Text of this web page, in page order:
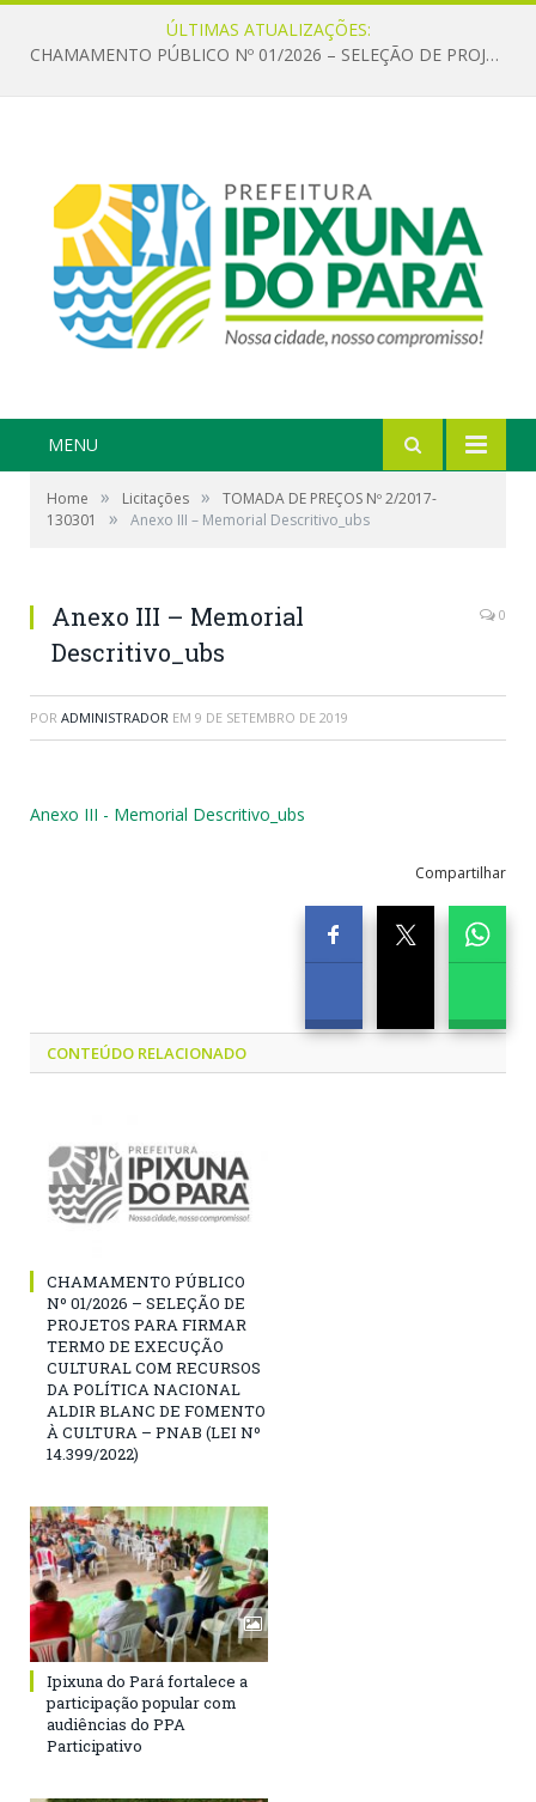
ÚLTIMAS ATUALIZAÇÕES:
CHAMAMENTO PÚBLICO Nº 01/2026 – SELEÇÃO DE PROJETOS PARA FIRMAR TERMO DE EXECUÇÃO CULTURAL COM RECURSOS DA POLÍTICA NACIONAL ALDIR BLANC DE FOMENTO À CULTURA – PNAB (LEI Nº 14.399/2022)
MENU
Home » Licitações »
TOMADA DE PREÇOS Nº 2/2017-
130301
» Anexo III – Memorial Descritivo_ubs
Anexo III – Memorial
Descritivo_ubs
0
POR ADMINISTRADOR EM 9 DE SETEMBRO DE 2019
Anexo III - Memorial Descritivo_ubs
Compartilhar
CONTEÚDO RELACIONADO
CHAMAMENTO PÚBLICO
Nº 01/2026 – SELEÇÃO DE
PROJETOS PARA FIRMAR
TERMO DE EXECUÇÃO
CULTURAL COM RECURSOS
DA POLÍTICA NACIONAL
ALDIR BLANC DE FOMENTO
À CULTURA – PNAB (LEI Nº
14.399/2022)
Ipixuna do Pará fortalece a
participação popular com
audiências do PPA
Participativo